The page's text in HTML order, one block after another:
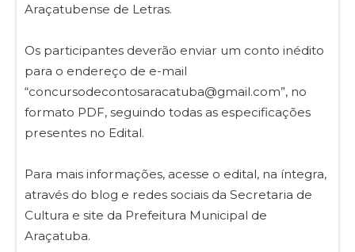
Araçatubense de Letras.
Os participantes deverão enviar um conto inédito
para o endereço de e-mail
“concursodecontosaracatuba@gmail.com”, no
formato PDF, seguindo todas as especificações
presentes no Edital.
Para mais informações, acesse o edital, na íntegra,
através do blog e redes sociais da Secretaria de
Cultura e site da Prefeitura Municipal de
Araçatuba.